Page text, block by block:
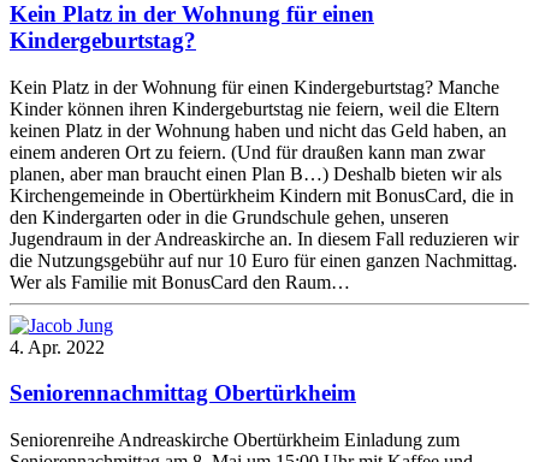
Kein Platz in der Wohnung für einen
Kindergeburtstag?
Kein Platz in der Wohnung für einen Kindergeburtstag? Manche
Kinder können ihren Kindergeburtstag nie feiern, weil die Eltern
keinen Platz in der Wohnung haben und nicht das Geld haben, an
einem anderen Ort zu feiern. (Und für draußen kann man zwar
planen, aber man braucht einen Plan B…) Deshalb bieten wir als
Kirchengemeinde in Obertürkheim Kindern mit BonusCard, die in
den Kindergarten oder in die Grundschule gehen, unseren
Jugendraum in der Andreaskirche an. In diesem Fall reduzieren wir
die Nutzungsgebühr auf nur 10 Euro für einen ganzen Nachmittag.
Wer als Familie mit BonusCard den Raum…
4. Apr. 2022
Seniorennachmittag Obertürkheim
Seniorenreihe Andreaskirche Obertürkheim Einladung zum